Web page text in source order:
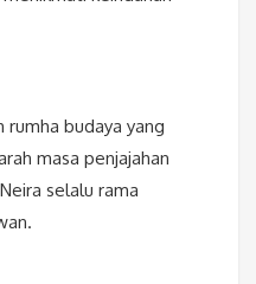
rumha budaya yang
masa penjajahan
selalu rama